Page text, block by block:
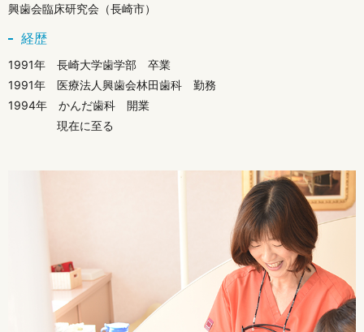
興歯会臨床研究会（長崎市）
経歴
1991年 長崎大学歯学部 卒業
1991年 医療法人興歯会林田歯科 勤務
1994年 かんだ歯科 開業
現在に至る